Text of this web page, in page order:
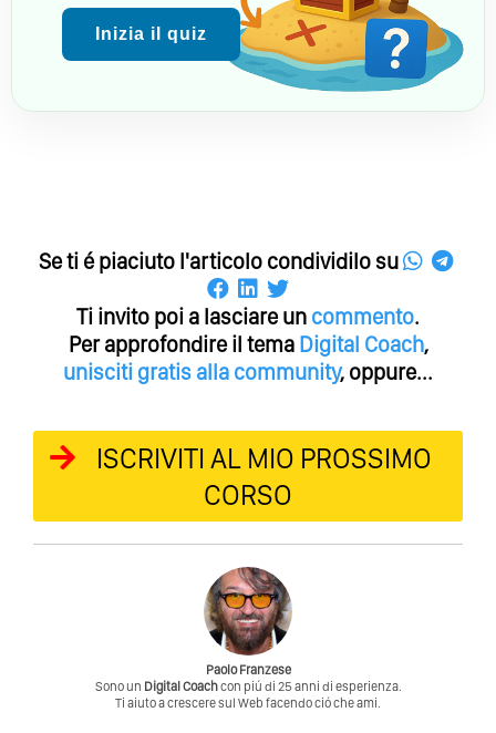
Inizia il quiz
Se ti é piaciuto l'articolo condividilo su
Ti invito poi a lasciare un commento.
Per approfondire il tema Digital Coach,
unisciti gratis alla community, oppure...
ISCRIVITI AL MIO PROSSIMO
CORSO
Paolo Franzese
Sono un Digital Coachcon piú di 25 anni di esperienza.
Ti aiuto a crescere sul Web facendo ció che ami.